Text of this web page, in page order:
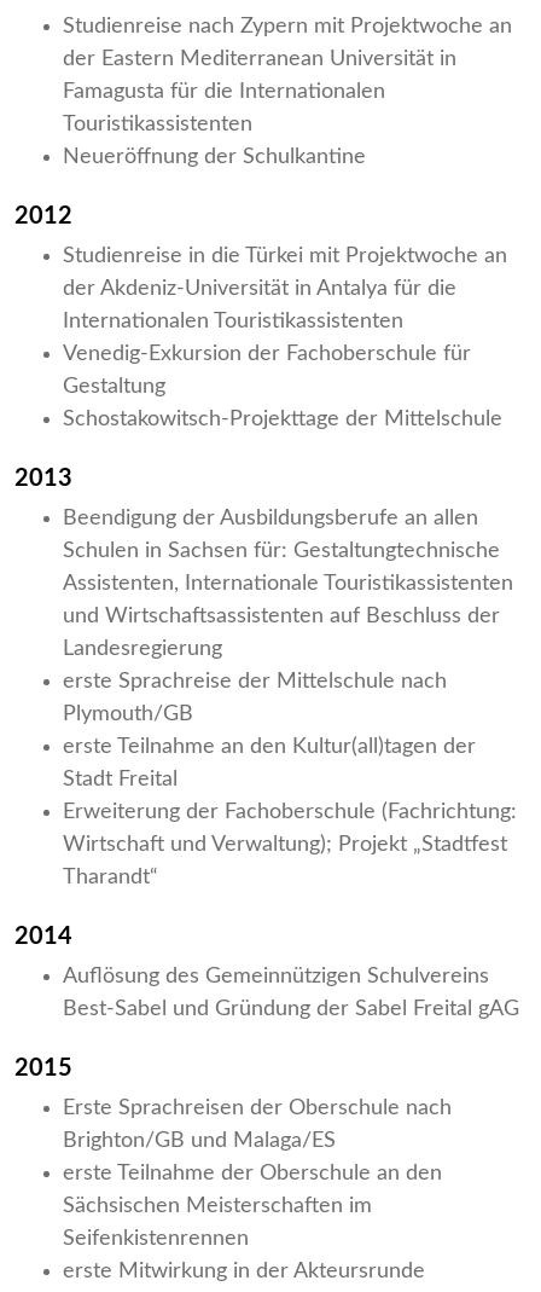
Studienreise nach Zypern mit Projektwoche an
der Eastern Mediterranean Universität in
Famagusta für die Internationalen
Touristikassistenten
Neueröffnung der Schulkantine
2012
Studienreise in die Türkei mit Projektwoche an
der Akdeniz-Universität in Antalya für die
Internationalen Touristikassistenten
Venedig-Exkursion der Fachoberschule für
Gestaltung
Schostakowitsch-Projekttage der Mittelschule
2013
Beendigung der Ausbildungsberufe an allen
Schulen in Sachsen für: Gestaltungtechnische
Assistenten, Internationale Touristikassistenten
und Wirtschaftsassistenten auf Beschluss der
Landesregierung
erste Sprachreise der Mittelschule nach
Plymouth/GB
erste Teilnahme an den Kultur(all)tagen der
Stadt Freital
Erweiterung der Fachoberschule (Fachrichtung:
Wirtschaft und Verwaltung); Projekt „Stadtfest
Tharandt“
2014
Auflösung des Gemeinnützigen Schulvereins
Best-Sabel und Gründung der Sabel Freital gAG
2015
Erste Sprachreisen der Oberschule nach
Brighton/GB und Malaga/ES
erste Teilnahme der Oberschule an den
Sächsischen Meisterschaften im
Seifenkistenrennen
erste Mitwirkung in der Akteursrunde